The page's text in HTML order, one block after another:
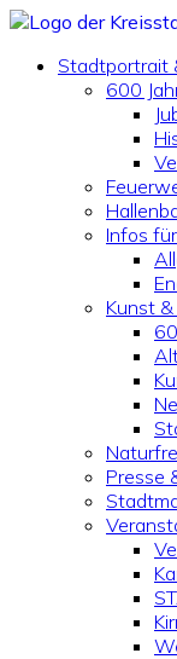
Stadtportrait
600
Infos
Kunst
Presse